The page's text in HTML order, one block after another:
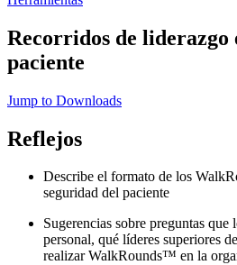
Recorridos de liderazgo
paciente
Jump to Downloads
Reflejos
Describe el formato de los
seguridad del paciente
Sugerencias sobre preguntas que
personal, qué líderes superiores
realizar WalkRounds™ en la